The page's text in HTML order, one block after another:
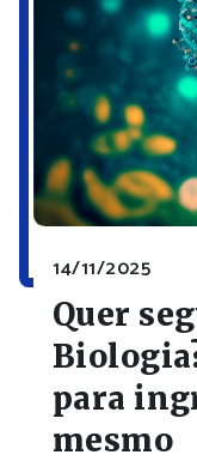
14/11/2025
Quer
para
mesmo